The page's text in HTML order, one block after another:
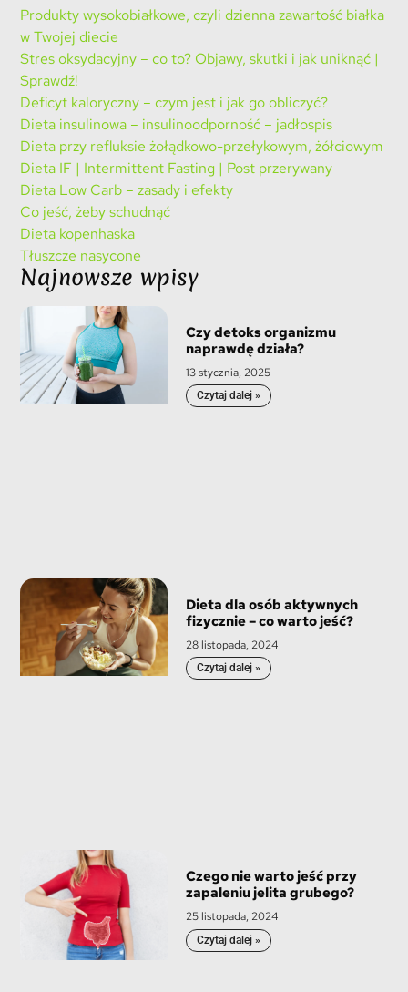
Produkty wysokobiałkowe, czyli dzienna zawartość białka
w Twojej diecie
Stres oksydacyjny – co to? Objawy, skutki i jak uniknąć |
Sprawdź!
Deficyt kaloryczny – czym jest i jak go obliczyć?
Dieta insulinowa – insulinoodporność – jadłospis
Dieta przy refluksie żołądkowo-przełykowym, żółciowym
Dieta IF | Intermittent Fasting | Post przerywany
Dieta Low Carb – zasady i efekty
Co jeść, żeby schudnąć
Dieta kopenhaska
Tłuszcze nasycone
Najnowsze wpisy
Czy detoks organizmu
naprawdę działa?
13 stycznia, 2025
Czytaj dalej »
Dieta dla osób aktywnych
fizycznie – co warto jeść?
28 listopada, 2024
Czytaj dalej »
Czego nie warto jeść przy
zapaleniu jelita grubego?
25 listopada, 2024
Czytaj dalej »